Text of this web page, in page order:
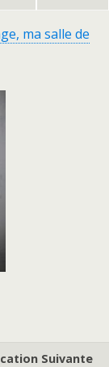
ma salle de
Suivante